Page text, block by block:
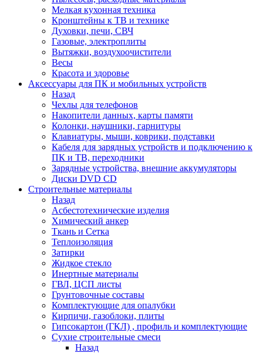
Мелкая кухонная техника
Кронштейны к ТВ и технике
Духовки, печи, СВЧ
Газовые, электроплиты
Вытяжки, воздухоочистители
Весы
Красота и здоровье
Аксессуары для ПК и мобильных устройств
Назад
Чехлы для телефонов
Накопители данных, карты памяти
Колонки, наушники, гарнитуры
Клавиатуры, мыши, коврики, подставки
Кабеля для зарядных устройств и подключению к
ПК и ТВ, переходники
Зарядные устройства, внешние аккумуляторы
Диски DVD CD
Строительные материалы
Назад
Асбестотехнические изделия
Химический анкер
Ткань и Сетка
Теплоизоляция
Затирки
Жидкое стекло
Инертные материалы
ГВЛ, ЦСП листы
Грунтовочные составы
Комплектующие для опалубки
Кирпичи, газоблоки, плиты
Гипсокартон (ГКЛ) , профиль и комплектующие
Сухие строительные смеси
Назад